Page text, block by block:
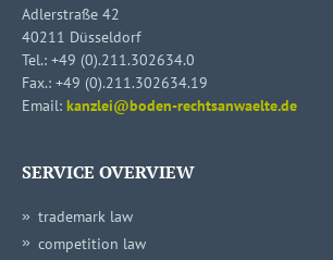
Adlerstraße 42
40211 Düsseldorf
Tel.: +49 (0).211.302634.0
Fax.: +49 (0).211.302634.19
Email: kanzlei@boden-rechtsanwaelte.de
SERVICE OVERVIEW
trademark law
competition law